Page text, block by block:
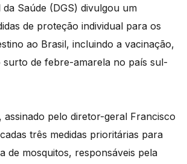
Saúde (DGS) divulgou um
de proteção individual para os
ao Brasil, incluindo a vacinação,
surto de febre-amarela no país sul-
assinado pelo diretor-geral Francisco
três medidas prioritárias para
de mosquitos, responsáveis pela